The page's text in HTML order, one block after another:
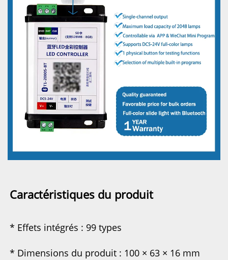
Caractéristiques du produit
* Effets intégrés : 99 types
* Dimensions du produit : 100 × 63 × 16 mm